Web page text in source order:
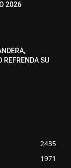
2026
REFRENDA SU
2435
1971